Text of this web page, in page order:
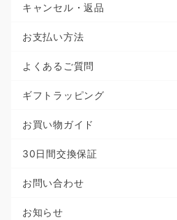
キャンセル・返品
お支払い方法
よくあるご質問
ギフトラッピング
お買い物ガイド
30日間交換保証
お問い合わせ
お知らせ